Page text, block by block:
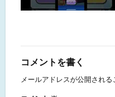
コメントを書く
メールアドレスが公開される